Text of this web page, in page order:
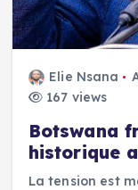
Elie Nsana
167 views
Botswana
historique
La tension est